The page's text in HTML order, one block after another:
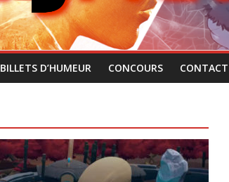
BILLETS D’HUMEUR CONCOURS CONTACT